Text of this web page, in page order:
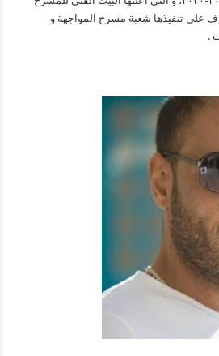
على تنفيذها شعبة مسرح المواجهة و
.